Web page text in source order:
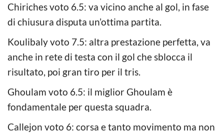
Chiriches voto 6.5: va vicino anche al gol, in fase
di chiusura disputa un’ottima partita.
Koulibaly voto 7.5: altra prestazione perfetta, va
anche in rete di testa con il gol che sblocca il
risultato, poi gran tiro per il tris.
Ghoulam voto 6.5: il miglior Ghoulam è
fondamentale per questa squadra.
Callejon voto 6: corsa e tanto movimento ma non